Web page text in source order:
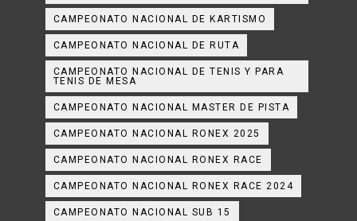
CAMPEONATO NACIONAL DE KARTISMO
CAMPEONATO NACIONAL DE RUTA
CAMPEONATO NACIONAL DE TENIS Y PARA
TENIS DE MESA
CAMPEONATO NACIONAL MASTER DE PISTA
CAMPEONATO NACIONAL RONEX 2025
CAMPEONATO NACIONAL RONEX RACE
CAMPEONATO NACIONAL RONEX RACE 2024
CAMPEONATO NACIONAL SUB 15